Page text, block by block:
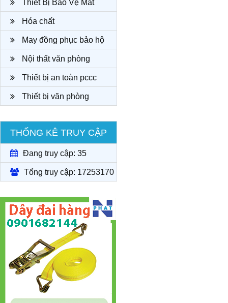
Thiết Bị Bảo Vệ Mắt
Hóa chất
May đồng phục bảo hộ
công tyNội thất văn phòng
Thiết bị an toàn pccc
Thiết bị văn phòng
THỐNG KÊ TRUY CẬP
Đang truy cập: 35
Tổng truy cập: 17253170